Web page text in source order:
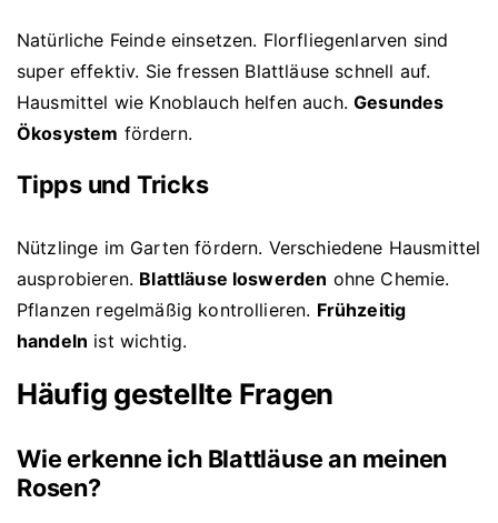
Natürliche Feinde einsetzen. Florfliegenlarven sind
super effektiv. Sie fressen Blattläuse schnell auf.
Hausmittel wie Knoblauch helfen auch.Gesundes
Ökosystem fördern.
Tipps und Tricks
Nützlinge im Garten fördern. Verschiedene Hausmittel
ausprobieren. Blattläuse loswerden ohne Chemie.
Pflanzen regelmäßig kontrollieren. Frühzeitig
handeln ist wichtig.
Häufig gestellte Fragen
Wie erkenne ich Blattläuse an meinen
Rosen?